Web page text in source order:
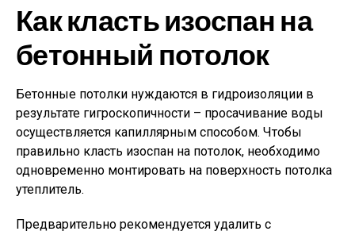
Как класть изоспан на
бетонный потолок
Бетонные потолки нуждаются в гидроизоляции в
результате гигроскопичности – просачивание воды
осуществляется капиллярным способом. Чтобы
правильно класть изоспан на потолок, необходимо
одновременно монтировать на поверхность потолка
утеплитель.
Предварительно рекомендуется удалить с